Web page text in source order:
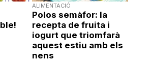
ALIMENTACIÓ
Polos semàfor: la
recepta de fruita i
iogurt que triomfarà
aquest estiu amb els
nens